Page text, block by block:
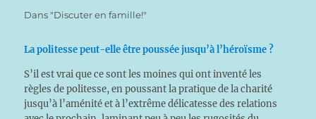
Dans "Discuter en famille!"
La politesse peut-elle être poussée jusqu’à l’héroïsme ?
S’il est vrai que ce sont les moines qui ont inventé les
règles de politesse, en poussant la pratique de la charité
jusqu’à l’aménité et à l’extrême délicatesse des relations